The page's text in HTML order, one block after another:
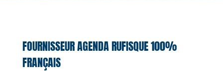
FOURNISSEUR AGENDA RUFISQUE 100%
FRANÇAIS